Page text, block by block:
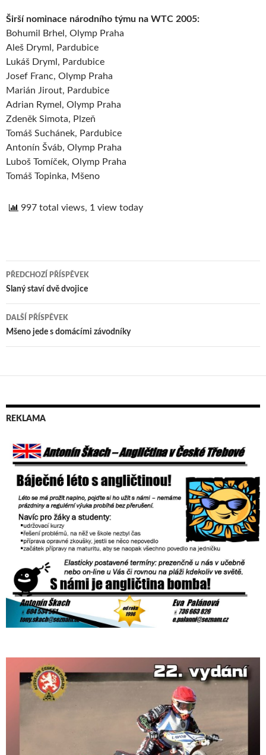
Širší nominace národního týmu na WTC 2005:
Bohumil Brhel, Olymp Praha
Aleš Dryml, Pardubice
Lukáš Dryml, Pardubice
Josef Franc, Olymp Praha
Marián Jirout, Pardubice
Adrian Rymel, Olymp Praha
Zdeněk Simota, Plzeň
Tomáš Suchánek, Pardubice
Antonín Šváb, Olymp Praha
Luboš Tomíček, Olymp Praha
Tomáš Topinka, Mšeno
997 total views, 1 view today
Navigace
pro
příspěvek
PŘEDCHOZÍ PŘÍSPĚVEK
Slaný staví dvě dvojice
DALŠÍ PŘÍSPĚVEK
Mšeno jede s domácími závodníky
REKLAMA